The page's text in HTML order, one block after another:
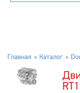
Главная Каталог